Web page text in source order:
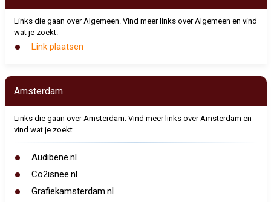
Links die gaan over Algemeen. Vind meer links over Algemeen en vind
wat je zoekt.
Link plaatsen
Amsterdam
Links die gaan over Amsterdam. Vind meer links over Amsterdam en
vind wat je zoekt.
Audibene.nl
Co2isnee.nl
Grafiekamsterdam.nl